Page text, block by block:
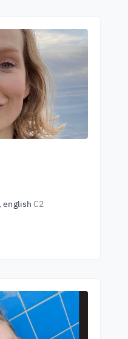
english C2